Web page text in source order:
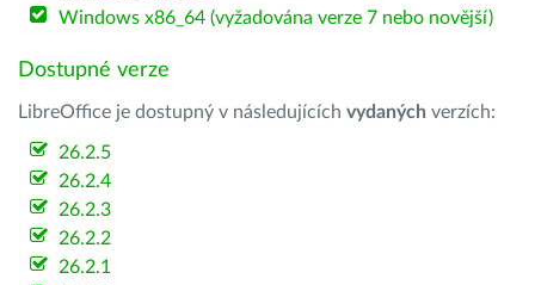
Windows x86_64 (vyžadována verze 7 nebo novější)
Dostupné verze
LibreOffice je dostupný v následujících vydaných verzích:
26.2.5
26.2.4
26.2.3
26.2.2
26.2.1